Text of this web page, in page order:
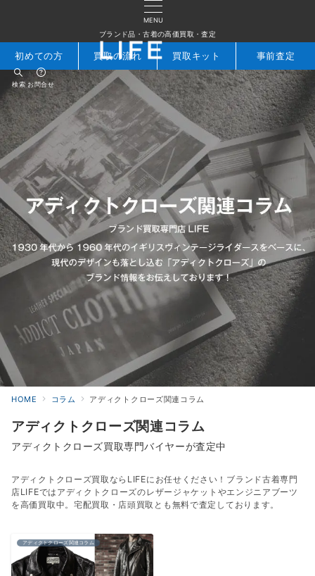
MENU
ブランド品・古着の高価買取・査定
検索 お問合せ
初めての方 買取の流れ 買取キット 事前査定
HOME コラム アディクトクローズ関連コラム
アディクトクローズ関連コラム
アディクトクローズ買取専門バイヤーが査定中
アディクトクローズ買取ならLIFEにお任せください！ブランド古着専門
店LIFEではアディクトクローズのレザージャケットやエンジニアブーツ
を高価買取中。宅配買取・店頭買取とも無料で査定しております。
アディクトクローズ関連コラム